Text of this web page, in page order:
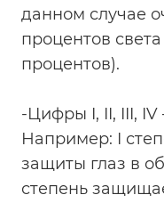
данном случае
процентов
процентов).
-Цифры I, II, III, IV
Например: I
защиты глаз в
степень